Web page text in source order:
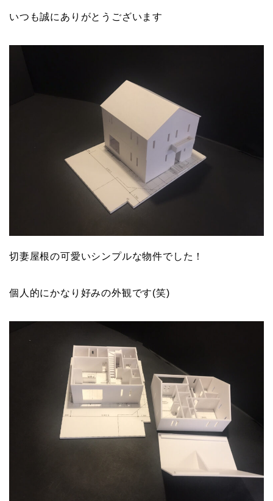
いつも誠にありがとうございます
切妻屋根の可愛いシンプルな物件でした！
個人的にかなり好みの外観です(笑)